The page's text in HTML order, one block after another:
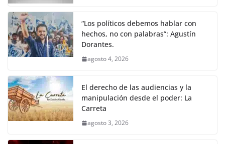
“Los políticos debemos hablar con
hechos, no con palabras”: Agustín
Dorantes.
agosto 4, 2026
El derecho de las audiencias y la
manipulación desde el poder: La
Carreta
agosto 3, 2026